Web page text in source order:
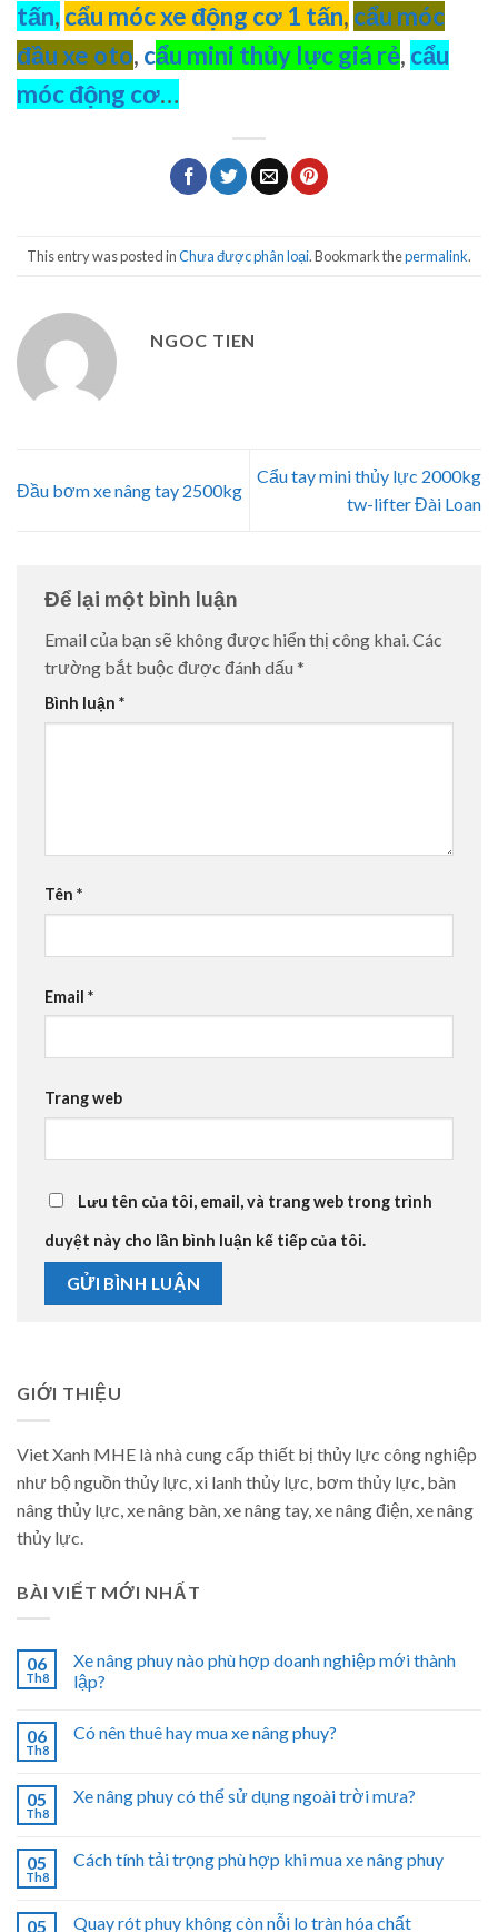
tấn, cẩu móc xe động cơ 1 tấn, cẩu móc
đầu xe oto, cẩu mini thủy lực giá rẻ, cẩu
móc động cơ…
This entry was posted inChưa được phân loại. Bookmark thepermalink.
NGOC TIEN
Đầu bơm xe nâng tay 2500kg
Cẩu tay mini thủy lực 2000kg
tw-lifter Đài Loan
Để lại một bình luận
Email của bạn sẽ không được hiển thị công khai.Các
trường bắt buộc được đánh dấu *
Bình luận *
Tên *
Email *
Trang web
Lưu tên của tôi, email, và trang web trong trình
duyệt này cho lần bình luận kế tiếp của tôi.
GIỚI THIỆU
Viet Xanh MHE là nhà cung cấp thiết bị thủy lực công nghiệp
như bộ nguồn thủy lực, xi lanh thủy lực, bơm thủy lực, bàn
nâng thủy lực, xe nâng bàn, xe nâng tay, xe nâng điện, xe nâng
thủy lực.
BÀI VIẾT MỚI NHẤT
06
Th8
Xe nâng phuy nào phù hợp doanh nghiệp mới thành
lập?
06
Th8
Có nên thuê hay mua xe nâng phuy?
05
Th8
Xe nâng phuy có thể sử dụng ngoài trời mưa?
05
Th8
Cách tính tải trọng phù hợp khi mua xe nâng phuy
05 Quay rót phuy không còn nỗi lo tràn hóa chất